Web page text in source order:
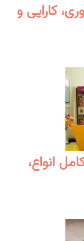
کارایی و
انواع،